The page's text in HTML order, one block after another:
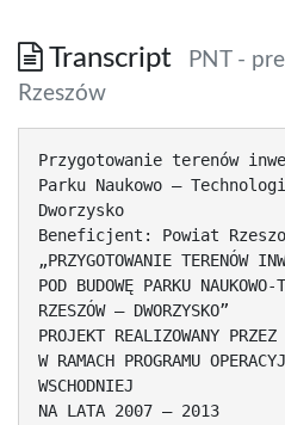
Transcript
PNT -
Rzeszów
Przygotowanie terenów
Parku Naukowo –
Dworzysko
Beneficjent: Powiat
„PRZYGOTOWANIE TERENÓW
POD BUDOWĘ PARKU NAUKOWO-
RZESZÓW – DWORZYSKO”
PROJEKT REALIZOWANY
W RAMACH PROGRAMU
WSCHODNIEJ
NA LATA 2007 – 2013